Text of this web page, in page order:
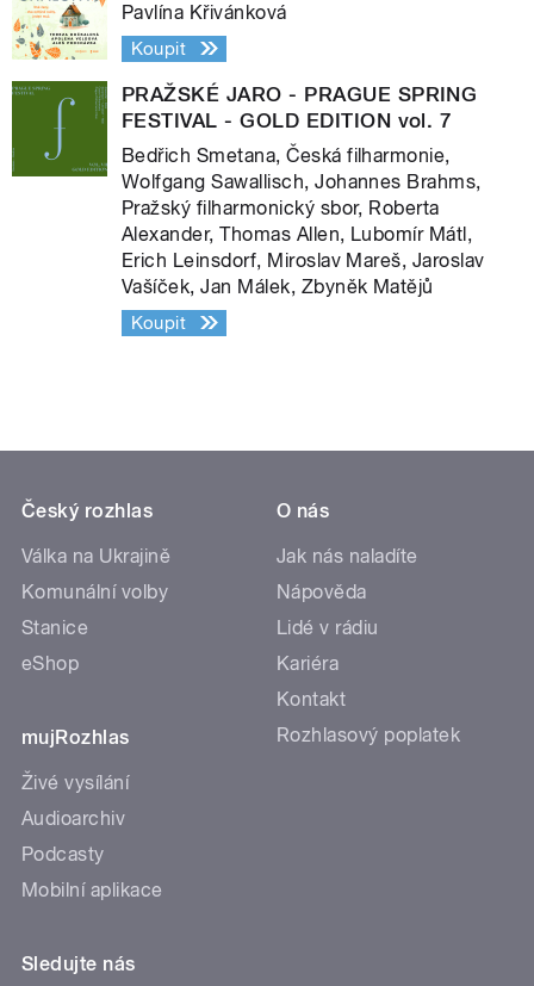
Pavlína Křivánková
Koupit
PRAŽSKÉ JARO - PRAGUE SPRING
FESTIVAL - GOLD EDITION vol. 7
Bedřich Smetana, Česká filharmonie,
Wolfgang Sawallisch, Johannes Brahms,
Pražský filharmonický sbor, Roberta
Alexander, Thomas Allen, Lubomír Mátl,
Erich Leinsdorf, Miroslav Mareš, Jaroslav
Vašíček, Jan Málek, Zbyněk Matějů
Koupit
Český rozhlas
Válka na Ukrajině
Komunální volby
Stanice
eShop
mujRozhlas
Živé vysílání
Audioarchiv
Podcasty
Mobilní aplikace
O nás
Jak nás naladíte
Nápověda
Lidé v rádiu
Kariéra
Kontakt
Rozhlasový poplatek
Sledujte nás